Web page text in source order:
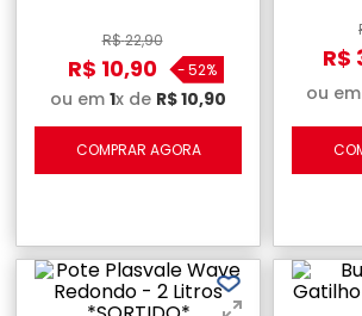
R$22,90
R$ 10,90 -52%
ou em 1x de R$10,90
COMPRAR AGORA
R$
ou em